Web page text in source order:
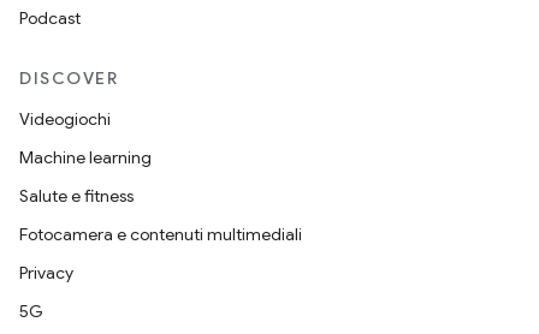
Podcast
DISCOVER
Videogiochi
Machine learning
Salute e fitness
Fotocamera e contenuti multimediali
Privacy
5G